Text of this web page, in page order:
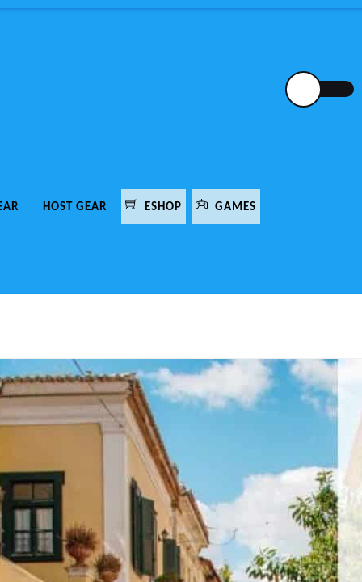
HOST GEAR ESHOP GAMES